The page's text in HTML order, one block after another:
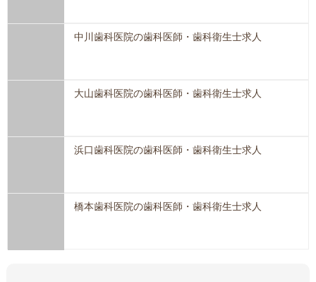
中川歯科医院の歯科医師・歯科衛生士求人
大山歯科医院の歯科医師・歯科衛生士求人
浜口歯科医院の歯科医師・歯科衛生士求人
橋本歯科医院の歯科医師・歯科衛生士求人